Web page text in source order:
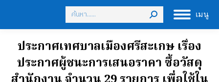
เมนู
Search:
ประกาศเทศบาลเมืองศรีสะเกษ เรื่อง
ประกาศผู้ชนะการเสนอราคา ซื้อวัสดุ